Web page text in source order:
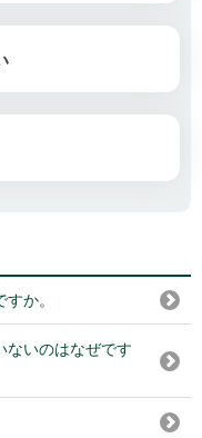
か。
ないのはなぜです